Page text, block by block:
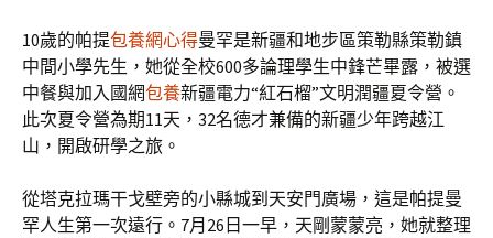
10歲的帕提包養網心得曼罕是新疆和地步區策勒縣策勒鎮
中間小學先生，她從全校600多論理學生中鋒芒畢露，被選
中餐與加入國網包養新疆電力“紅石榴”文明潤疆夏令營。
此次夏令營為期11天，32名德才兼備的新疆少年跨越江
山，開啟研學之旅。
從塔克拉瑪干戈壁旁的小縣城到天安門廣場，這是帕提曼
罕人生第一次遠行。7月26日一早，天剛蒙蒙亮，她就整理